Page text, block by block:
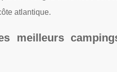
atlantique.
meilleurs